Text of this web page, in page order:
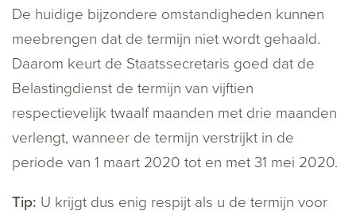
De huidige bijzondere omstandigheden kunnen
meebrengen dat de termijn niet wordt gehaald.
Daarom keurt de Staatssecretaris goed dat de
Belastingdienst de termijn van vijftien
respectievelijk twaalf maanden met drie maanden
verlengt, wanneer de termijn verstrijkt in de
periode van 1 maart 2020 tot en met 31 mei 2020.
Tip: U krijgt dus enig respijt als u de termijn voor